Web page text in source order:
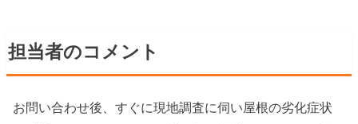
担当者のコメント
お問い合わせ後、すぐに現地調査に伺い屋根の劣化症状